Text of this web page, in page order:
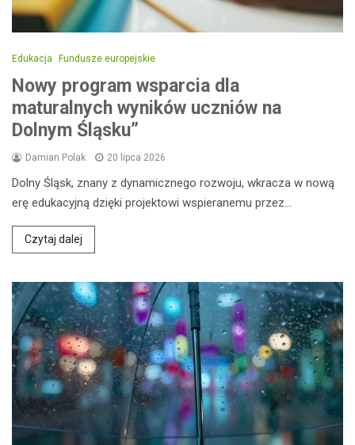
Edukacja Fundusze europejskie
Nowy program wsparcia dla
maturalnych wyników uczniów na
Dolnym Śląsku”
Damian Polak 20 lipca 2026
Dolny Śląsk, znany z dynamicznego rozwoju, wkracza w nową
erę edukacyjną dzięki projektowi wspieranemu przez…
Czytaj dalej